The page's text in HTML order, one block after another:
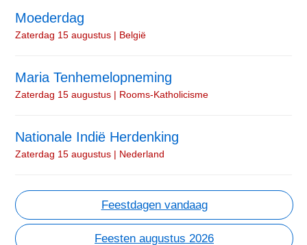
Moederdag
Zaterdag 15 augustus | België
Maria Tenhemelopneming
Zaterdag 15 augustus | Rooms-Katholicisme
Nationale Indië Herdenking
Zaterdag 15 augustus | Nederland
Feestdagen vandaag
Feesten augustus 2026